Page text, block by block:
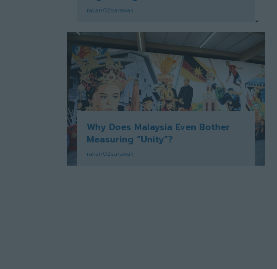
rakan02sarawak
Why Does Malaysia Even Bother
Measuring “Unity”?
rakan02sarawak